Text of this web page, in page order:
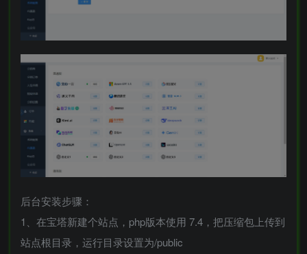
后台安装步骤：
1、在宝塔新建个站点，php版本使用 7.4，把压缩包上传到
站点根目录，运行目录设置为/public